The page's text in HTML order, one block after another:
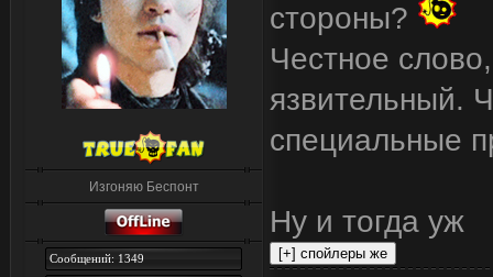
Изгоняю Беспонт
Сообщений: 1349
стороны?
Честное
язвительный.
специальные
Ну и тогда уж